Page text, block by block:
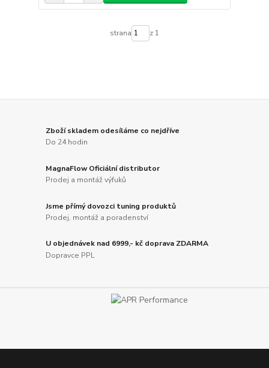
strana z 1
Zboží skladem odesíláme co nejdříve
Do 24 hodin
MagnaFlow Oficiální distributor
Prodej a montáž výfuků
Jsme přímý dovozci tuning produktů
Prodej, montáž a poradenství
U objednávek nad 6999,- kč doprava ZDARMA
Dopravce PPL